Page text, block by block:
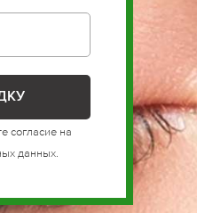
согласие на
данных.